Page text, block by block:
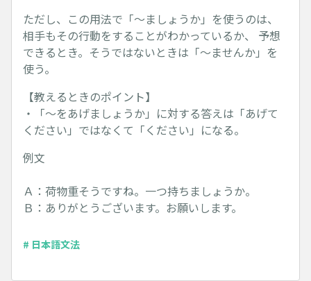
ただし、この用法で「～ましょうか」を使うのは、
相手もその行動をすることがわかっているか、 予想
できるとき。そうではないときは「～ませんか」を
使う。
【教えるときのポイント】
・「～をあげましょうか」に対する答えは「あげて
ください」ではなくて「ください」になる。
例文
Ａ：荷物重そうですね。一つ持ちましょうか。
Ｂ：ありがとうございます。お願いします。
# 日本語文法